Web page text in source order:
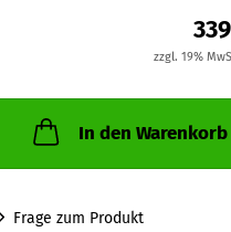
zzgl. 19%
In den Warenkorb
Frage zum Produkt